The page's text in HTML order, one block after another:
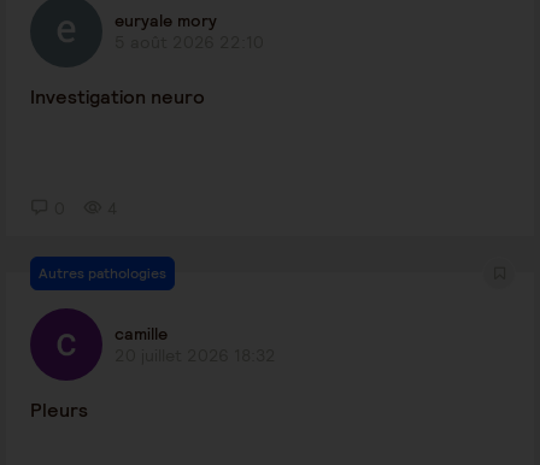
euryale mory
Investigation neuro
Autres pathologies
camille
Pleurs